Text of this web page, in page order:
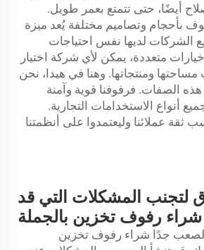
أيضًا، حتى تتمتع بعمر طويل.
بأحجام وتصاميم مختلفة يُعد ميزة
الشركات لديها نفس احتياجات
متعددة، يمكن لأي شركة اختيار
ومنتجاتها. وهنا في هيدا، نحن
الصفات. فرفوفنا قوية وآمنة
أنواع الاستخدامات التجارية.
ثقة عملائنا وليعتمدوا على أنظمتنا
لتجنب المشكلات التي قد
شراء رفوف تخزين بالجملة
جدًا شراء رفوف تخزين